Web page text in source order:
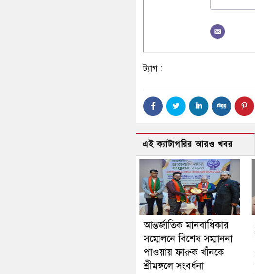
ট্যাগ :
এই ক্যাটাগরির আরও খবর
আন্তর্জাতিক মানবাধিকার
সম্মেলনে বিশেষ সম্মাননা
পাওয়ায় ফারুক খাঁনকে
শ্রীমঙ্গলে সংবর্ধনা